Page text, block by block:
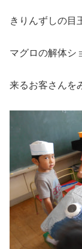
きりんずしの目
マグロの解体シ
来るお客さんを